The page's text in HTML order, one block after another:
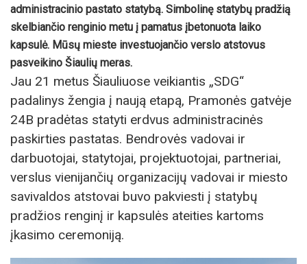
administracinio pastato statybą. Simbolinę statybų pradžią
skelbiančio renginio metu į pamatus įbetonuota laiko
kapsulė. Mūsų mieste investuojančio verslo atstovus
pasveikino Šiaulių meras.
Jau 21 metus Šiauliuose veikiantis „SDG“
padalinys žengia į naują etapą, Pramonės gatvėje
24B pradėtas statyti erdvus administracinės
paskirties pastatas. Bendrovės vadovai ir
darbuotojai, statytojai, projektuotojai, partneriai,
verslus vienijančių organizacijų vadovai ir miesto
savivaldos atstovai buvo pakviesti į statybų
pradžios renginį ir kapsulės ateities kartoms
įkasimo ceremoniją.